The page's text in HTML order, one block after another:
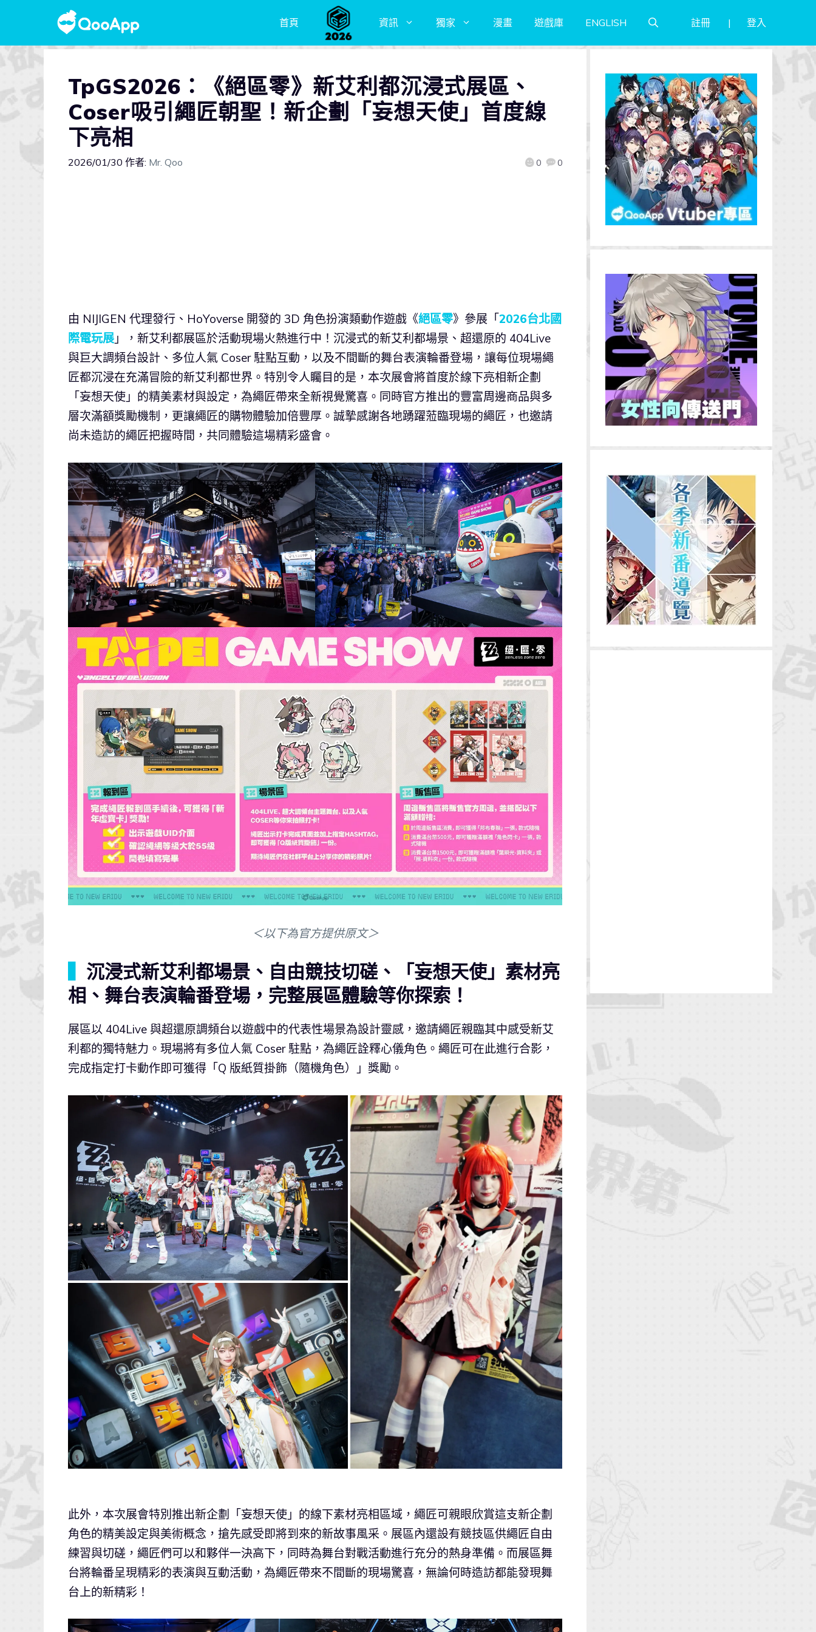
首頁 資訊 獨家 漫畫 遊戲庫 ENGLISH 註冊 登入
TpGS2026：《絕區零》新艾利都沉浸式展區、
Coser吸引繩匠朝聖！新企劃「妄想天使」首度線
下亮相
2026/01/30 作者: Mr. Qoo 0 0
由 NIJIGEN 代理發行、HoYoverse 開發的 3D 角色扮演類動作遊戲《絕區零》參展「2026台北國
際電玩展」，新艾利都展區於活動現場火熱進行中！沉浸式的新艾利都場景、超還原的 404Live
與巨大調頻台設計、多位人氣 Coser 駐點互動，以及不間斷的舞台表演輪番登場，讓每位現場繩
匠都沉浸在充滿冒險的新艾利都世界。特別令人矚目的是，本次展會將首度於線下亮相新企劃
「妄想天使」的精美素材與設定，為繩匠帶來全新視覺驚喜。同時官方推出的豐富周邊商品與多
層次滿額獎勵機制，更讓繩匠的購物體驗加倍豐厚。誠摯感謝各地踴躍蒞臨現場的繩匠，也邀請
尚未造訪的繩匠把握時間，共同體驗這場精彩盛會。
＜以下為官方提供原文＞
沉浸式新艾利都場景、自由競技切磋、「妄想天使」素材亮
相、舞台表演輪番登場，完整展區體驗等你探索！
展區以 404Live 與超還原調頻台以遊戲中的代表性場景為設計靈感，邀請繩匠親臨其中感受新艾
利都的獨特魅力。現場將有多位人氣 Coser 駐點，為繩匠詮釋心儀角色。繩匠可在此進行合影，
完成指定打卡動作即可獲得「Q 版紙質掛飾（隨機角色）」獎勵。
此外，本次展會特別推出新企劃「妄想天使」的線下素材亮相區域，繩匠可親眼欣賞這支新企劃
角色的精美設定與美術概念，搶先感受即將到來的新故事風采。展區內還設有競技區供繩匠自由
練習與切磋，繩匠們可以和夥伴一決高下，同時為舞台對戰活動進行充分的熱身準備。而展區舞
台將輪番呈現精彩的表演與互動活動，為繩匠帶來不間斷的現場驚喜，無論何時造訪都能發現舞
台上的新精彩！